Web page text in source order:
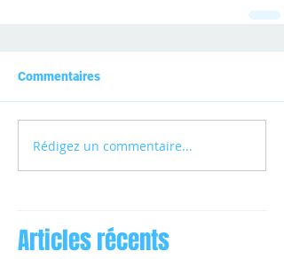
Commentaires
Rédigez un commentaire...
Articles récents